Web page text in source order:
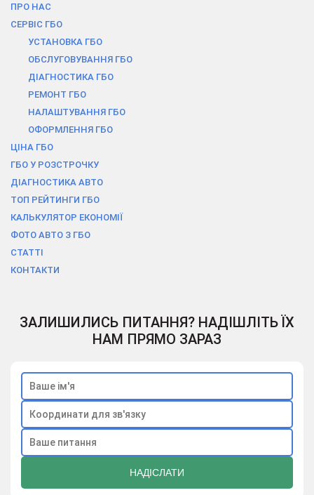
ПРО НАС
СЕРВІС ГБО
УСТАНОВКА ГБО
ОБСЛУГОВУВАННЯ ГБО
ДІАГНОСТИКА ГБО
РЕМОНТ ГБО
НАЛАШТУВАННЯ ГБО
ОФОРМЛЕННЯ ГБО
ЦІНА ГБО
ГБО У РОЗСТРОЧКУ
ДІАГНОСТИКА АВТО
ТОП РЕЙТИНГИ ГБО
КАЛЬКУЛЯТОР ЕКОНОМІЇ
ФОТО АВТО З ГБО
СТАТТІ
КОНТАКТИ
ЗАЛИШИЛИСЬ ПИТАННЯ? НАДІШЛІТЬ ЇХ
НАМ ПРЯМО ЗАРАЗ